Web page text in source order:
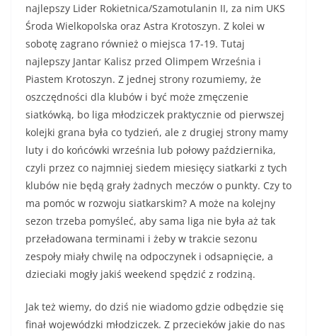
najlepszy Lider Rokietnica/Szamotulanin II, za nim UKS
Środa Wielkopolska oraz Astra Krotoszyn. Z kolei w
sobotę zagrano również o miejsca 17-19. Tutaj
najlepszy Jantar Kalisz przed Olimpem Września i
Piastem Krotoszyn. Z jednej strony rozumiemy, że
oszczędności dla klubów i być może zmęczenie
siatkówką, bo liga młodziczek praktycznie od pierwszej
kolejki grana była co tydzień, ale z drugiej strony mamy
luty i do końcówki września lub połowy października,
czyli przez co najmniej siedem miesięcy siatkarki z tych
klubów nie będą grały żadnych meczów o punkty. Czy to
ma pomóc w rozwoju siatkarskim? A może na kolejny
sezon trzeba pomyśleć, aby sama liga nie była aż tak
przeładowana terminami i żeby w trakcie sezonu
zespoły miały chwilę na odpoczynek i odsapnięcie, a
dzieciaki mogły jakiś weekend spędzić z rodziną.
Jak też wiemy, do dziś nie wiadomo gdzie odbędzie się
finał wojewódzki młodziczek. Z przecieków jakie do nas